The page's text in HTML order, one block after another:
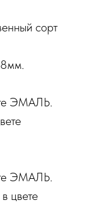
сорт
ЭМАЛЬ.
ЭМАЛЬ.
цвете